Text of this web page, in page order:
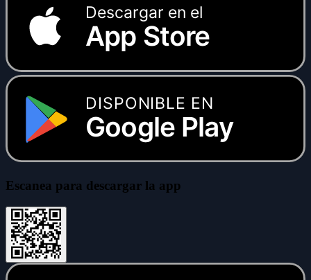
Descargar en el
App Store
DISPONIBLE EN
Google Play
Escanea para descargar la app